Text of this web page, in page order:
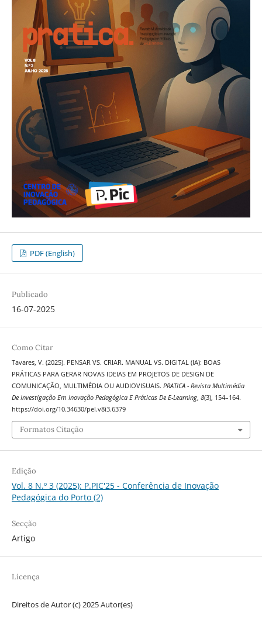
PDF (English)
Publicado
16-07-2025
Como Citar
Tavares, V. (2025). PENSAR VS. CRIAR. MANUAL VS. DIGITAL (IA): BOAS
PRÁTICAS PARA GERAR NOVAS IDEIAS EM PROJETOS DE DESIGN DE
COMUNICAÇÃO, MULTIMÉDIA OU AUDIOVISUAIS. PRATICA - Revista Multimédia
De Investigação Em Inovação Pedagógica E Práticas De E-Learning, 8(3), 154–164.
https://doi.org/10.34630/pel.v8i3.6379
Formatos Citação
Edição
Vol. 8 N.º 3 (2025): P.PIC'25 - Conferência de Inovação
Pedagógica do Porto (2)
Secção
Artigo
Licença
Direitos de Autor (c) 2025 Autor(es)